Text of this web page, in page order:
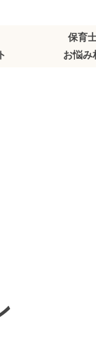
保育
お悩み